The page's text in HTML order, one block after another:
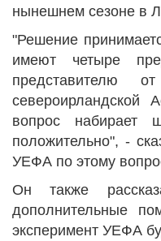
нынешнем сезоне в
"Решение
имеют четыре
представителю
североирландской
вопрос набирает
положительно", -
УЕФА по этому
Он также
дополнительные
эксперимент УЕФА